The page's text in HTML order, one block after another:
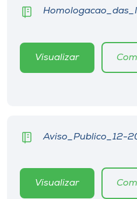
Unoesc
Store
Selecione
o idioma
Visualizar
Aviso_Publico_12-
Visualizar